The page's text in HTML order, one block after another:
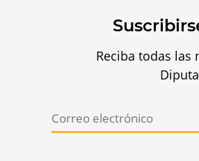
Reciba todas las